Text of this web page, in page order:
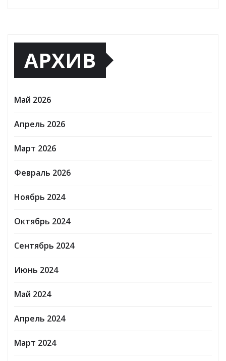
АРХИВ
Май 2026
Апрель 2026
Март 2026
Февраль 2026
Ноябрь 2024
Октябрь 2024
Сентябрь 2024
Июнь 2024
Май 2024
Апрель 2024
Март 2024